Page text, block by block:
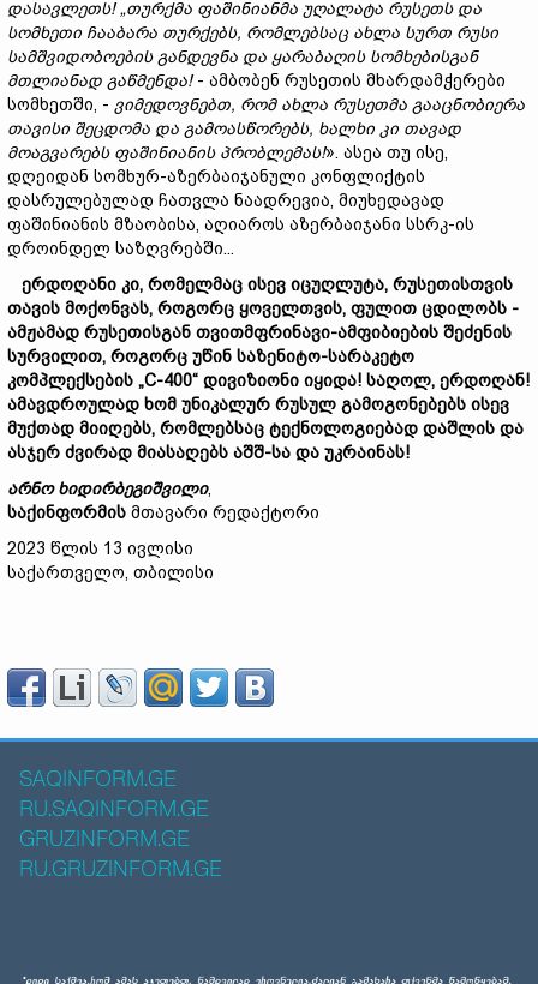
დასავლეთს! „თურქმა ფაშინიანმა უღალატა რუსეთს და
სომხეთი ჩააბარა თურქებს, რომლებსაც ახლა სურთ რუსი
სამშვიდობოების განდევნა და ყარაბაღის სომხებისგან
მთლიანად გაწმენდა!- ამბობენ რუსეთის მხარდამჭერები
სომხეთში, - ვიმედოვნებთ, რომ ახლა რუსეთმა გააცნობიერა
თავისი შეცდომა და გამოასწორებს, ხალხი კი თავად
მოაგვარებს ფაშინიანის პრობლემას!». ასეა თუ ისე,
დღეიდან სომხურ-აზერბაიჯანული კონფლიქტის
დასრულებულად ჩათვლა ნაადრევია, მიუხედავად
ფაშინიანის მზაობისა, აღიაროს აზერბაიჯანი სსრკ-ის
დროინდელ საზღვრებში...
ერდოღანი კი, რომელმაც ისევ იცუღლუტა, რუსეთისთვის
თავის მოქონვას, როგორც ყოველთვის, ფულით ცდილობს -
ამჟამად რუსეთისგან თვითმფრინავი-ამფიბიების შეძენის
სურვილით, როგორც უწინ საზენიტო-სარაკეტო
კომპლექსების „C-400“ დივიზიონი იყიდა! საღოლ, ერდოღან!
ამავდროულად ხომ უნიკალურ რუსულ გამოგონებებს ისევ
მუქთად მიიღებს, რომლებსაც ტექნოლოგიებად დაშლის და
ასჯერ ძვირად მიასაღებს აშშ-სა და უკრაინას!
არნოხიდირბეგიშვილი,
საქინფორმის მთავარი რედაქტორი
2023 წლის 13 ივლისი
საქართველო, თბილისი
SAQINFORM.GE
RU.SAQINFORM.GE
GRUZINFORM.GE
RU.GRUZINFORM.GE